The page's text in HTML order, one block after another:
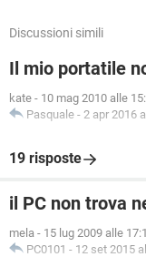
Discussioni simili
Il mio portatile
kate - 10 mag 2010 alle
Pasquale - 2 apr 2016
19 risposte
il PC non trova
mela - 15 lug 2009 alle
PC0101 - 12 set 2015